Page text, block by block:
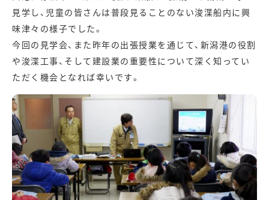
見学し、児童の皆さんは普段見ることのない浚渫船内に興
味津々の様子でした。
今回の見学会、また昨年の出張授業を通じて、新潟港の役割
や浚渫工事、そして建設業の重要性について深く知ってい
ただく機会となれば幸いです。